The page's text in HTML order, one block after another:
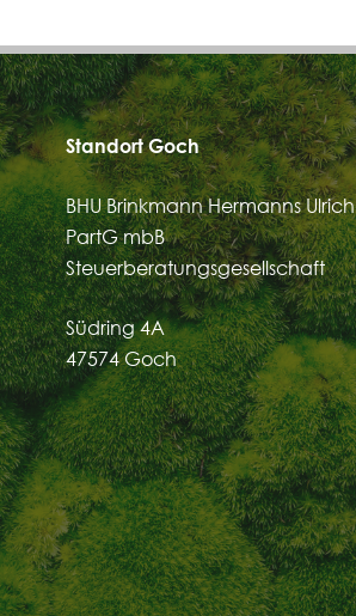
Standort Goch
BHU Brinkmann Hermanns Ulrich
PartG mbB
Steuerberatungsgesellschaft
Südring 4A
47574 Goch